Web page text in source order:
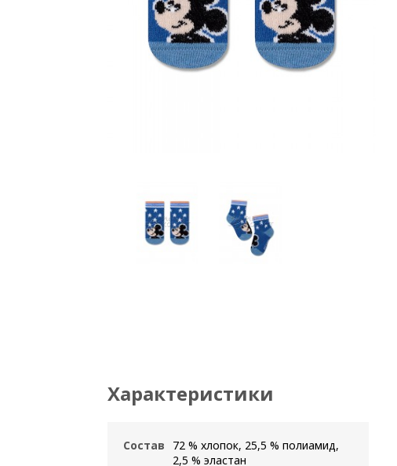
Характеристики
Состав
72 % хлопок, 25,5 % полиамид,
2,5 % эластан